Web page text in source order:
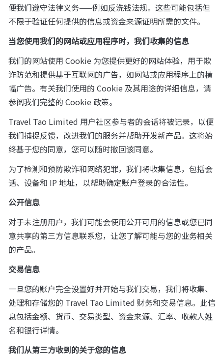
便我们遵守法律义务——例如反洗钱法规。这些可能包括但
不限于验证任何提供的信息或资金来源证明所需的文件。
当您使用我们的网站或应用程序时，我们收集的信息
我们的网站使用 Cookie 为您提供更好的网站体验，用于欺
诈防范和提供基于互联网的广告，如网站或应用程序上的横
幅广告。有关我们使用的 Cookie 及其用途的详细信息，请
参阅我们完整的 Cookie 政策。
Travel Tao Limited 用户社区参与者的会话将被记录，以便
我们捕捉反馈，改进我们的服务并帮助开发新产品。这将始
终基于您的同意，您可以随时撤回该同意。
为了检测和预防欺诈和网络犯罪，我们将收集信息，包括会
话、设备和 IP 地址，以帮助确定账户登录的合法性。
公开信息
对于未注册用户，我们可能会使用公开可用的信息或您已同
意共享的第三方信息联系您，让您了解可能与您的业务相关
的产品。
交易信息
一旦您的账户完全设置好并开始与我们交易，我们将收集、
处理和存储您的 Travel Tao Limited 财务和交易信息。此信
息包括金额、货币、交易类型、资金来源、汇率、收款人姓
名和银行详情。
我们从第三方收到的关于您的信息